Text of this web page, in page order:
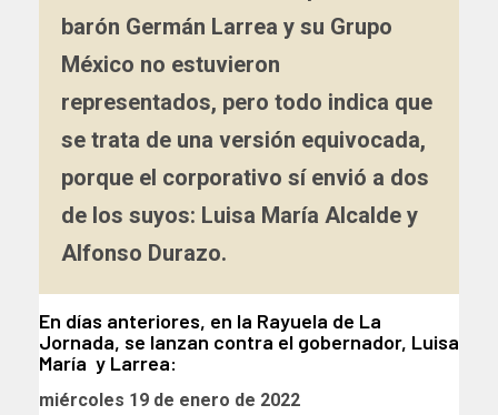
barón Germán Larrea y su Grupo
México no estuvieron
representados, pero todo indica que
se trata de una versión equivocada,
porque el corporativo sí envió a dos
de los suyos: Luisa María Alcalde y
Alfonso Durazo.
En días anteriores, en la Rayuela de La
Jornada, se lanzan contra el gobernador, Luisa
María y Larrea:
miércoles 19 de enero de 2022